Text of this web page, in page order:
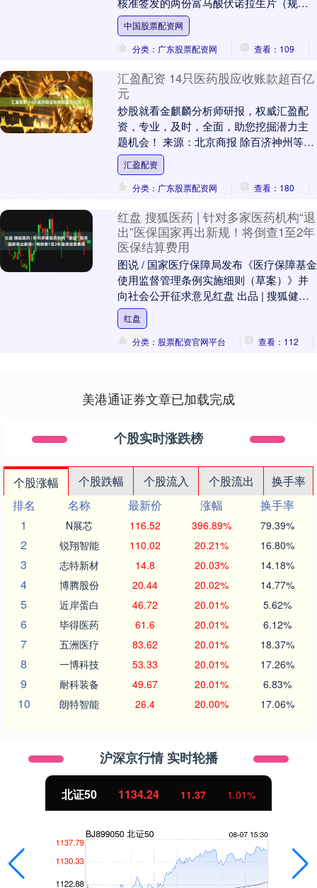
格：10mg、20mg）《药品注册证书》。该
药品主要用....
中国股票配资网
分类：广东股票配资网
查看：109
汇盈配资 14只医药股应收账款超百亿
元
炒股就看金麒麟分析师研报，权威汇盈配
资，专业，及时，全面，助您挖掘潜力主
题机会！ 来源：北京商报 除百济神州等3
股预约于11月中旬披露三季报外，A股药企
三季报已....
汇盈配资
分类：广东股票配资网
查看：180
红盘 搜狐医药 | 针对多家医药机构“退
出”医保国家再出新规！将倒查1至2年
医保结算费用
图说 / 国家医疗保障局发布《医疗保障基金
使用监督管理条例实施细则（草案）》并
向社会公开征求意见红盘 出品 | 搜狐健康
作者 | 刘家碧红盘 编辑 | 袁月 ....
红盘
分类：股票配资官网平台
查看：112
美港通证券文章已加载完成
个股实时涨跌榜
个股涨幅 个股跌幅 个股流入 个股流出
换手率
排名
名称 最新价 涨幅
换手率
1
N展芯 116.52 396.89% 79.39%
2 锐翔智能 110.02 20.21% 16.80%
3 志特新材 14.8 20.03% 14.18%
4 博腾股份 20.44 20.02% 14.77%
5 近岸蛋白 46.72 20.01% 5.62%
6 毕得医药 61.6 20.01% 6.12%
7 五洲医疗 83.62 20.01% 18.37%
8 一博科技 53.33 20.01% 17.26%
9 耐科装备 49.67 20.01% 6.83%
10 朗特智能 26.4 20.00% 17.06%
沪深京行情 实时轮播
北证50 1134.24 11.37 1.01%